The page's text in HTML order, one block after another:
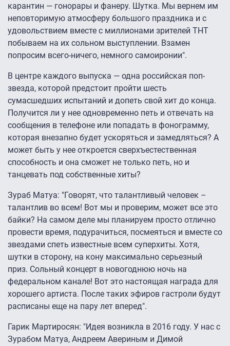
карантин — гонорары и фанеру. Шутка. Мы вернем им
неповторимую атмосферу большого праздника и с
удовольствием вместе с миллионами зрителей ТНТ
побываем на их сольном выступлении. Взамен
попросим всего-ничего, немного самоиронии".
В центре каждого выпуска — одна российская поп-
звезда, которой предстоит пройти шесть
сумасшедших испытаний и допеть свой хит до конца.
Получится ли у нее одновременно петь и отвечать на
сообщения в телефоне или попадать в фонограмму,
которая внезапно будет ускоряться и замедляться? А
может быть у нее откроется сверхъестественная
способность и она сможет не только петь, но и
танцевать под собственные хиты?
Зураб Матуа: "Говорят, что талантливый человек –
талантлив во всем! Вот мы и проверим, может все это
байки? На самом деле мы планируем просто отлично
провести время, подурачиться, посмеяться и вместе со
звездами спеть известные всем суперхиты. Хотя,
шутки в сторону, на кону максимально серьезный
приз. Сольный концерт в новогоднюю ночь на
федеральном канале! Вот это настоящая награда для
хорошего артиста. После таких эфиров гастроли будут
расписаны еще на пару лет вперед".
Гарик Мартиросян: "Идея возникла в 2016 году. У нас с
Зурабом Матуа, Андреем Авериным и Димой